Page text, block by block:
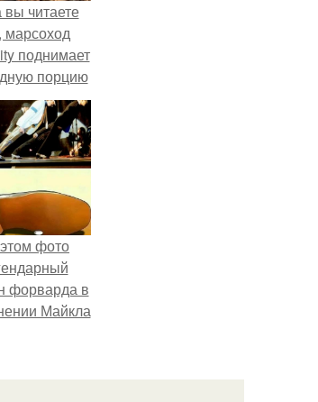
вы читаете
марсоход
поднимает
порцию
пыли. 6.
фото
форварда в
Майкла
вызов